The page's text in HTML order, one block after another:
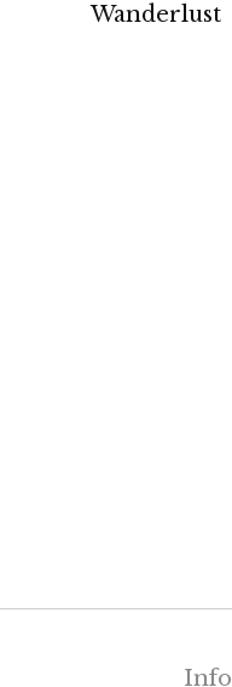
Wanderlust
Info